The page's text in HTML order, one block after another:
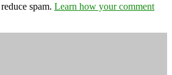
spam. Learn how your comment